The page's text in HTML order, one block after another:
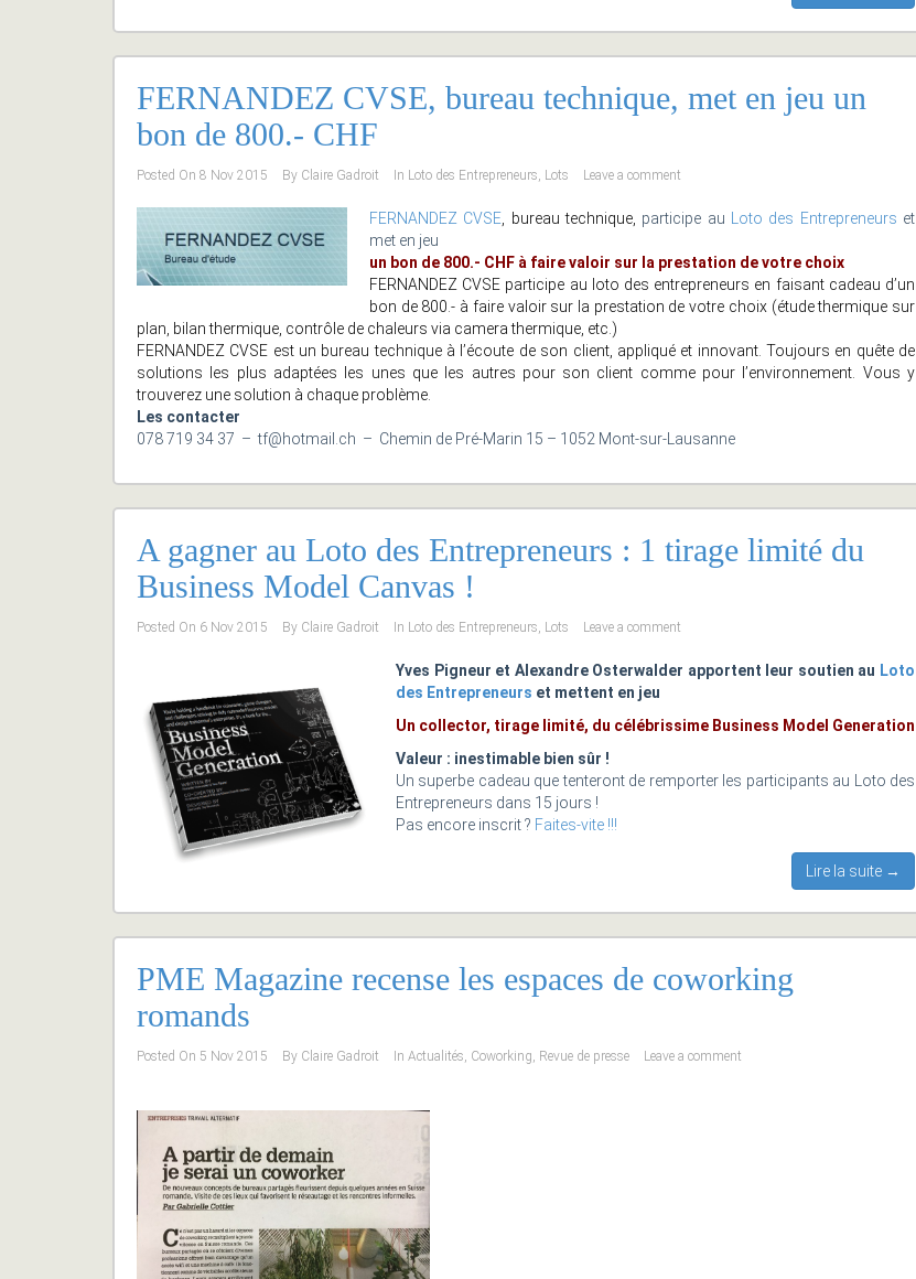
FERNANDEZ CVSE, bureau technique, met en jeu un
bon de 800.- CHF
Posted On 8 Nov 2015 By Claire Gadroit In Loto des Entrepreneurs, Lots Leave a comment
FERNANDEZ CVSE , bureau technique, participe au Loto des Entrepreneurs et
met en jeu
un bon de 800.- CHF à faire valoir sur la prestation de votre choix
FERNANDEZ CVSE participe au loto des entrepreneurs en faisant cadeau d’un
bon de 800.- à faire valoir sur la prestation de votre choix (étude thermique sur
plan, bilan thermique, contrôle de chaleurs via camera thermique, etc.)
FERNANDEZ CVSE est un bureau technique à l’écoute de son client, appliqué et innovant. Toujours en quête de
solutions les plus adaptées les unes que les autres pour son client comme pour l’environnement. Vous y
trouverez une solution à chaque problème.
Les contacter
078 719 34 37 – tf@hotmail.ch – Chemin de Pré-Marin 15 – 1052 Mont-sur-Lausanne
A gagner au Loto des Entrepreneurs : 1 tirage limité du
Business Model Canvas !
Posted On 6 Nov 2015 By Claire Gadroit In Loto des Entrepreneurs, Lots Leave a comment
Yves Pigneur et Alexandre Osterwalder apportent leur soutien au Loto
des Entrepreneurs et mettent en jeu
Un collector, tirage limité, du célébrissime Business Model Generation
Valeur : inestimable bien sûr !
Un superbe cadeau que tenteront de remporter les participants au Loto des
Entrepreneurs dans 15 jours !
Pas encore inscrit ? Faites-vite !!!
Lire la suite →
PME Magazine recense les espaces de coworking
romands
Posted On 5 Nov 2015 By Claire Gadroit In Actualités, Coworking, Revue de presse Leave a comment